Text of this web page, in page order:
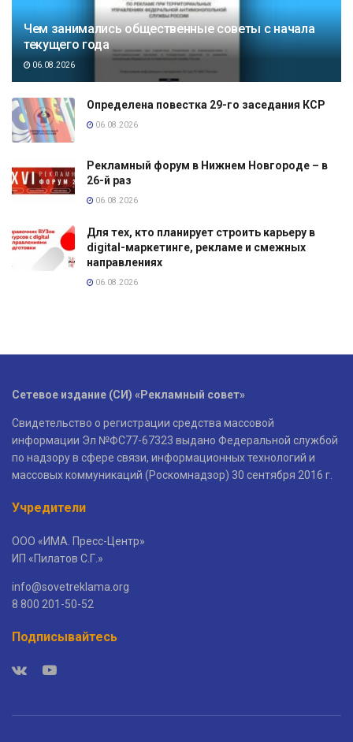
Чем занимались общественные советы с начала
текущего года
06.08.2026
Определена повестка 29-го заседания КСР
06.08.2026
Рекламный форум в Нижнем Новгороде – в
26-й раз
06.08.2026
Для тех, кто планирует строить карьеру в
digital-маркетинге, рекламе и смежных
направлениях
06.08.2026
Сетевое издание (СИ) «Рекламный совет»
Свидетельство о регистрации средства массовой
информации Эл №ФС77-67323 выдано Федеральной службой
по надзору в сфере связи, информационных технологий и
массовых коммуникаций (Роскомнадзор) 30 сентября 2016 г.
Учредители
ООО «ИМА. Пресс-Центр»
ИП «Пилатов С.Г.»
info@sovetreklama.org
8 800 201-50-52
Подписывайтесь